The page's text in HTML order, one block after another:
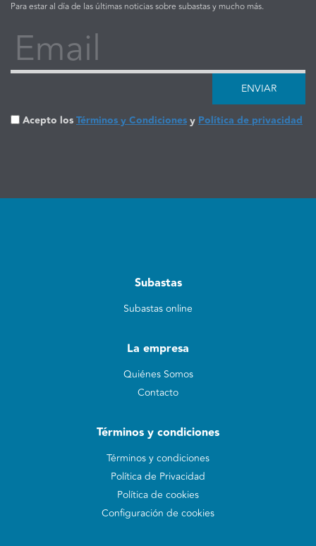
Para estar al día de las últimas noticias sobre subastas y mucho más.
Email
ENVIAR
Acepto losTérminos y CondicionesyPolítica de privacidad
Subastas
Subastas online
La empresa
Quiénes Somos
Contacto
Términos y condiciones
Términos y condiciones
Política de Privacidad
Política de cookies
Configuración de cookies